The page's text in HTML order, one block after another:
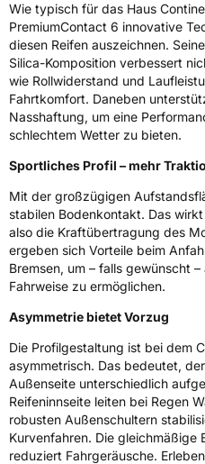
Rollgeräusch (dB)72
FahrzeugklasseC1
3PMSF /
EisgripNein
EPREL ID
483290
Allgemeine
HerstellerkontaktContinental
Continental-
Deutschland,
Wie typisch für das Haus
PremiumContact 6 innovative
diesen Reifen auszeichnen.
Silica-Komposition verbessert
wie Rollwiderstand und
Fahrtkomfort. Daneben
Nasshaftung, um eine
schlechtem Wetter zu bieten.
Sportliches Profil – mehr
Mit der großzügigen
stabilen Bodenkontakt. Das
also die Kraftübertragung des
ergeben sich Vorteile beim
Bremsen, um – falls gewünscht
Fahrweise zu ermöglichen.
Asymmetrie bietet Vorzug
Die Profilgestaltung ist bei dem
asymmetrisch. Das bedeutet,
Außenseite unterschiedlich
Reifeninnseite leiten bei Regen
robusten Außenschultern
Kurvenfahren. Die gleichmäßige
reduziert Fahrgeräusche.